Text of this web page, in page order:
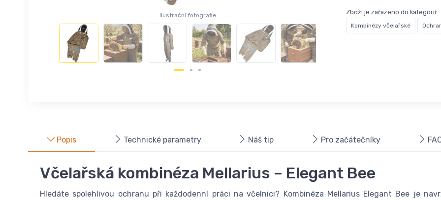
Ilustrační fotografie Zboží je zařazeno do kategorií:
Kombinézy včelařské
Popis Technické parametry Náš tip Pro začátečníky
Včelařská kombinéza Mellarius – Elegant Bee
Hledáte spolehlivou ochranu při každodenní práci na včelnici? Kombinéza Mellarius Elegant Bee je